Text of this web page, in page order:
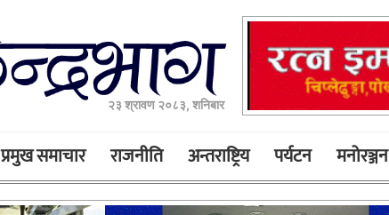
२३ श्रावण २०८३, शनिबार
प्रमुख समाचार राजनीति अन्तराष्ट्रिय पर्यटन मनोरञ्जन